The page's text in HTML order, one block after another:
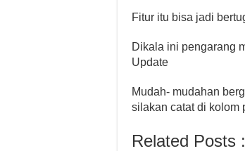
Fitur itu bisa jadi
Dikala ini pengarang
Update
Mudah- mudahan
silakan catat di kolom
Related Posts :